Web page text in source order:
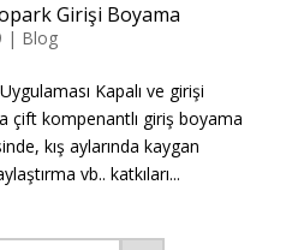
Girişi Boyama
| Blog
Kapalı ve girişi
çift kompenantlı giriş boyama
kış aylarında kaygan
vb.. katkıları...